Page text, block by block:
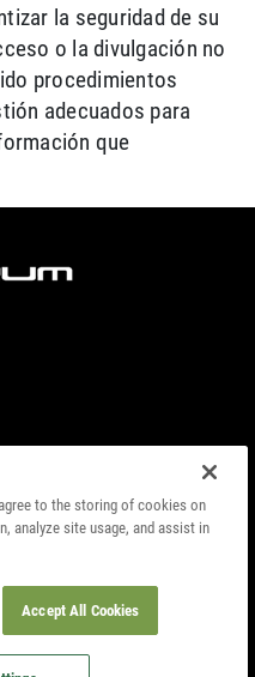
la seguridad de su
o la divulgación no
procedimientos
adecuados para
que
COMPLIANCE
to the storing of cookies on
analyze site usage, and assist in
Accept All Cookies